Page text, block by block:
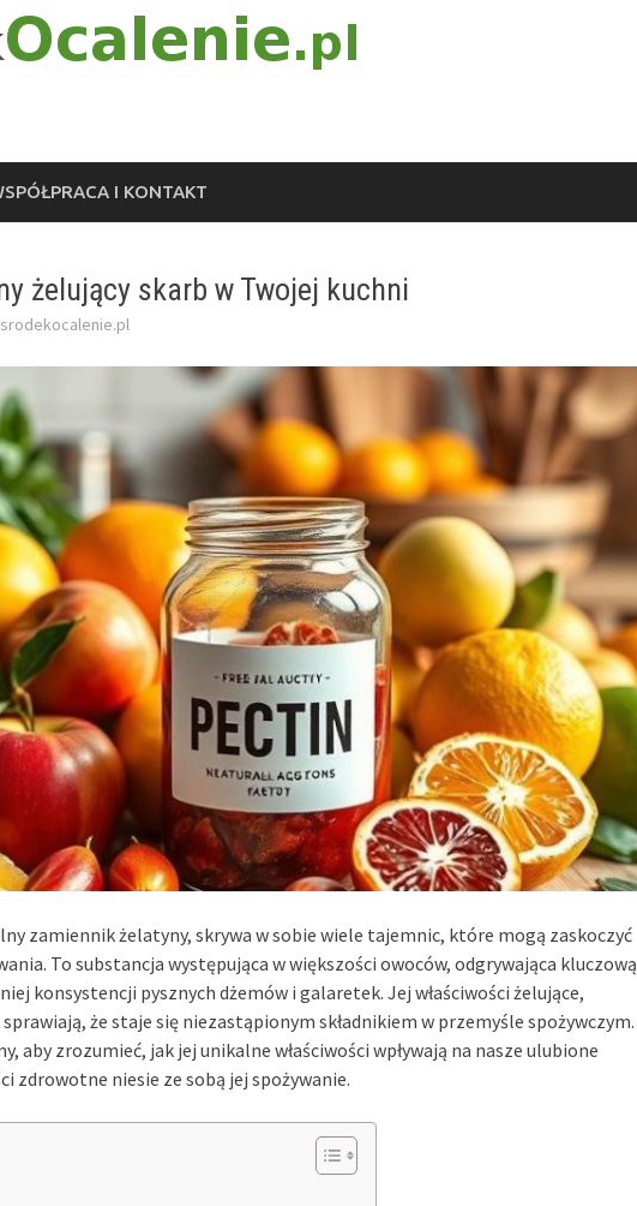
I KONTAKT
żelujący skarb w Twojej kuchni
zamiennik żelatyny, skrywa w sobie wiele tajemnic, które mogą zaskoczyć
To substancja występująca w większości owoców, odgrywająca kluczową
konsystencji pysznych dżemów i galaretek. Jej właściwości żelujące,
że staje się niezastąpionym składnikiem w przemyśle spożywczym.
aby zrozumieć, jak jej unikalne właściwości wpływają na nasze ulubione
zdrowotne niesie ze sobą jej spożywanie.